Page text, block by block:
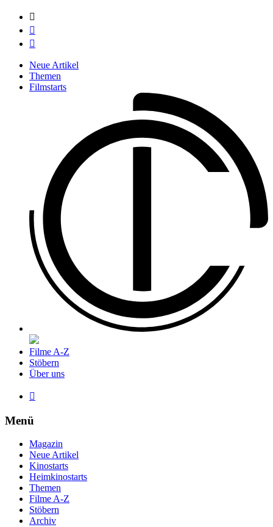



Neue Artikel
Themen
Filmstarts
Filme A-Z
Stöbern
Über uns

Menü
Magazin
Neue Artikel
Kinostarts
Heimkinostarts
Themen
Filme A-Z
Stöbern
Archiv